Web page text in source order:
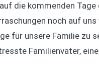
die kommenden
noch auf
für unsere Familie zu
Familienvater,